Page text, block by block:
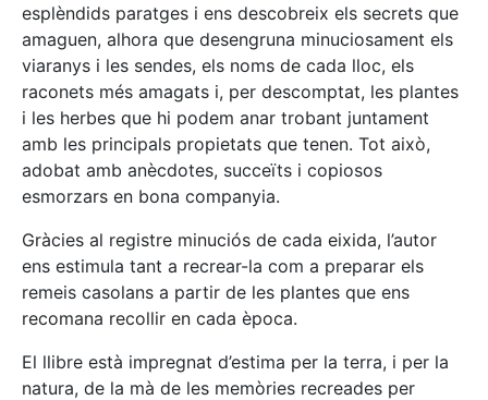
esplèndids paratges i ens descobreix els secrets que
amaguen, alhora que desengruna minuciosament els
viaranys i les sendes, els noms de cada lloc, els
raconets més amagats i, per descomptat, les plantes
i les herbes que hi podem anar trobant juntament
amb les principals propietats que tenen. Tot això,
adobat amb anècdotes, succeïts i copiosos
esmorzars en bona companyia.
Gràcies al registre minuciós de cada eixida, l’autor
ens estimula tant a recrear-la com a preparar els
remeis casolans a partir de les plantes que ens
recomana recollir en cada època.
El llibre està impregnat d’estima per la terra, i per la
natura, de la mà de les memòries recreades per